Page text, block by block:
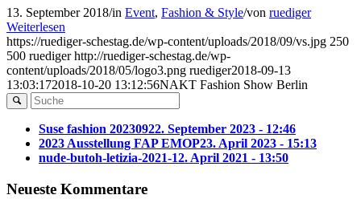
13. September 2018/in Event, Fashion & Style/von ruediger
Weiterlesen
https://ruediger-schestag.de/wp-content/uploads/2018/09/vs.jpg 250
500 ruediger http://ruediger-schestag.de/wp-
content/uploads/2018/05/logo3.png ruediger2018-09-13
13:03:172018-10-20 13:12:56NAKT Fashion Show Berlin
Suse fashion 20230922. September 2023 - 12:46
2023 Ausstellung FAP EMOP23. April 2023 - 15:13
nude-butoh-letizia-2021-12. April 2021 - 13:50
Neueste Kommentare